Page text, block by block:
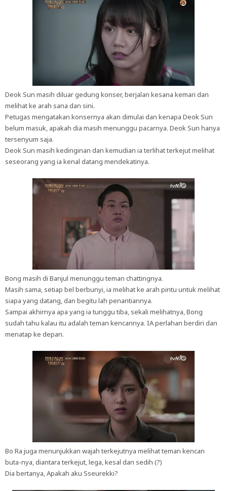
Deok Sun masih diluar gedung konser, berjalan kesana kemari dan
melihat ke arah sana dan sini.
Petugas mengatakan konsernya akan dimulai dan kenapa Deok Sun
belum masuk, apakah dia masih menunggu pacarnya. Deok Sun hanya
tersenyum saja.
Deok Sun masih kedinginan dan kemudian ia terlihat terkejut melihat
seseorang yang ia kenal datang mendekatinya.
Bong masih di Banjul menunggu teman chattingnya.
Masih sama, setiap bel berbunyi, ia melihat ke arah pintu untuk melihat
siapa yang datang, dan begitu lah penantiannya.
Sampai akhirnya apa yang ia tunggu tiba, sekali melihatnya, Bong
sudah tahu kalau itu adalah teman kencannya. IA perlahan berdiri dan
menatap ke depan.
Bo Ra juga menunjukkan wajah terkejutnya melihat teman kencan
buta-nya, diantara terkejut, lega, kesal dan sedih (?)
Dia bertanya, Apakah aku Sseurekki?